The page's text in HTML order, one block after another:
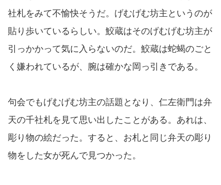
社札をみて不愉快そうだ。げむげむ坊主というのが
貼り歩いているらしい。鮫蔵はそのげむげむ坊主が
引っかかって気に入らないのだ。鮫蔵は蛇蝎のごと
く嫌われているが、腕は確かな岡っ引きである。
句会でもげむげむ坊主の話題となり、仁左衛門は弁
天の千社札を見て思い出したことがある。あれは、
彫り物の絵だった。すると、お札と同じ弁天の彫り
物をした女が死んで見つかった。